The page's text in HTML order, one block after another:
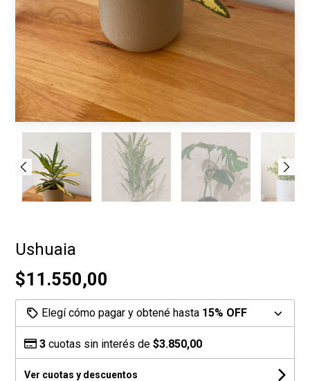
Ushuaia
$11.550,00
Elegí cómo pagar y obtené hasta 15% OFF
3 cuotas sin interés de$3.850,00
Ver cuotas y descuentos